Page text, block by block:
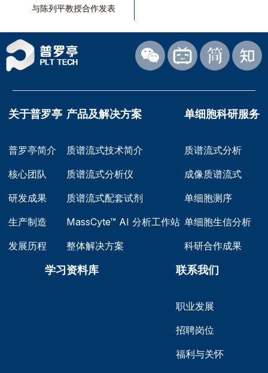
与陈列平教授合作发表
2019
首个合作基金申报300万
普罗亭医学检验实验室获
《医疗机构执业许可证》
2021.10
入选浙江省重大研发“尖
兵”计划1200万
关于普罗亭
普罗亭简介
核心团队
研发成果
生产制造
发展历程
产品及解决方案
质谱流式技术简介
质谱流式分析仪
质谱流式配套试剂
MassCyte™ AI 分析工作站
整体解决方案
单细胞科研服务
质谱流式分析
成像质谱流式
单细胞测序
单细胞生信分析
科研合作成果
学习资料库 联系我们
职业发展
招聘岗位
福利与关怀